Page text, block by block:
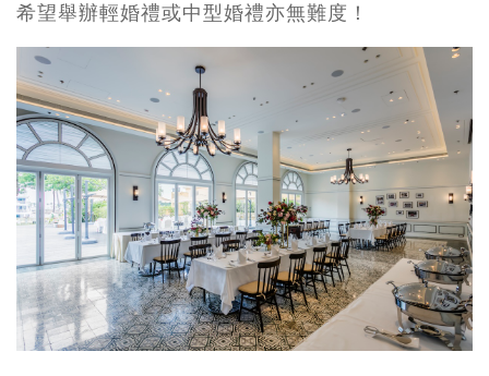
希望舉辦輕婚禮或中型婚禮亦無難度！